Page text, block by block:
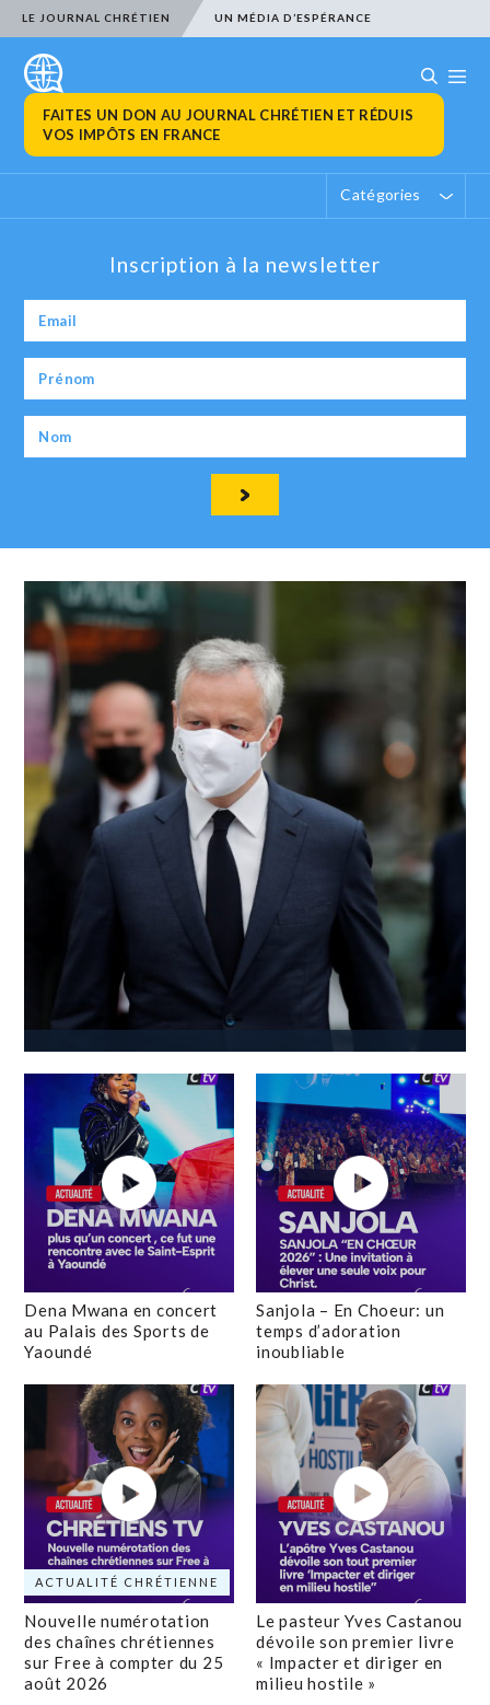
LE JOURNAL CHRÉTIEN UN MÉDIA D’ESPÉRANCE
FAITES UN DON AU JOURNAL CHRÉTIEN ET RÉDUIS
VOS IMPÔTS EN FRANCE
Catégories
Inscription à la newsletter
Dena Mwana en concert
au Palais des Sports de
Yaoundé
Sanjola – En Choeur: un
temps d’adoration
inoubliable
ACTUALITÉ CHRÉTIENNE
Nouvelle numérotation
des chaînes chrétiennes
sur Free à compter du 25
août 2026
Le pasteur Yves Castanou
dévoile son premier livre
« Impacter et diriger en
milieu hostile »